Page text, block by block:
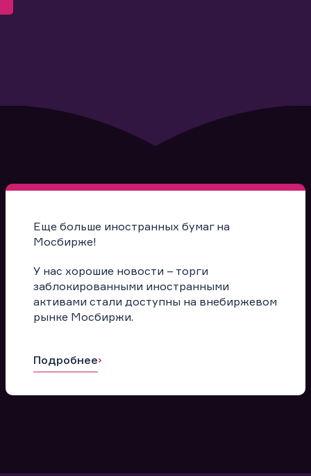
Еще больше иностранных бумаг на
Мосбирже!
У нас хорошие новости – торги
заблокированными иностранными
активами стали доступны на внебиржевом
рынке Мосбиржи.
Подробнее